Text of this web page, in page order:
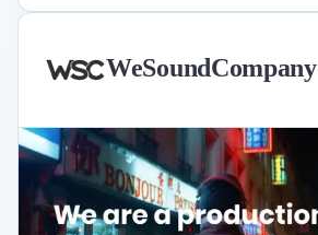
WeSoundCompany